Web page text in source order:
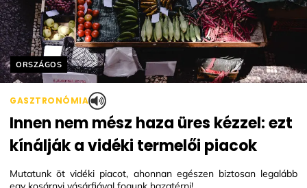
Helyszín címkék:
ORSZÁGOS
GASZTRONÓMIA
Innen nem mész haza üres kézzel: ezt
kínálják a vidéki termelői piacok
Mutatunk öt vidéki piacot, ahonnan egészen biztosan legalább